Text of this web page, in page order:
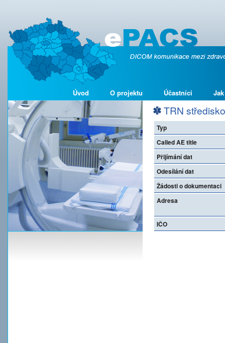
Úvod O projektu Účastníci
TRN
Typ
Called AE title
Přijímání dat
Odesílání dat
Žádosti o dokumentaci
Adresa
IČO